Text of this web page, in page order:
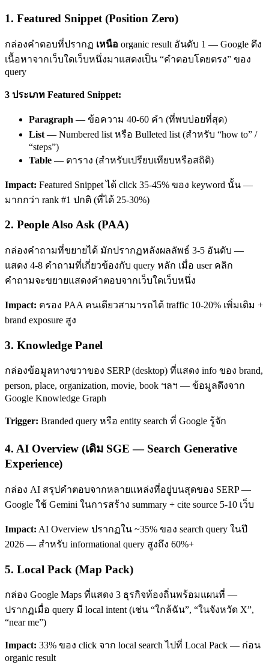
1. Featured Snippet (Position Zero)
กล่องคำตอบที่ปรากฏ เหนือ organic result อันดับ 1 — Google ดึง
เนื้อหาจากเว็บใดเว็บหนึ่งมาแสดงเป็น “คำตอบโดยตรง” ของ
query
3 ประเภท Featured Snippet:
Paragraph — ข้อความ 40-60 คำ (ที่พบบ่อยที่สุด)
List — Numbered list หรือ Bulleted list (สำหรับ “how to” /
“steps”)
Table — ตาราง (สำหรับเปรียบเทียบหรือสถิติ)
Impact: Featured Snippet ได้ click 35-45% ของ keyword นั้น —
มากกว่า rank #1 ปกติ (ที่ได้ 25-30%)
2. People Also Ask (PAA)
กล่องคำถามที่ขยายได้ มักปรากฏหลังผลลัพธ์ 3-5 อันดับ —
แสดง 4-8 คำถามที่เกี่ยวข้องกับ query หลัก เมื่อ user คลิก
คำถามจะขยายแสดงคำตอบจากเว็บใดเว็บหนึ่ง
Impact: ครอง PAA คนเดียวสามารถได้ traffic 10-20% เพิ่มเติม +
brand exposure สูง
3. Knowledge Panel
กล่องข้อมูลทางขวาของ SERP (desktop) ที่แสดง info ของ brand,
person, place, organization, movie, book ฯลฯ — ข้อมูลดึงจาก
Google Knowledge Graph
Trigger: Branded query หรือ entity search ที่ Google รู้จัก
4. AI Overview (เดิม SGE — Search Generative
Experience)
กล่อง AI สรุปคำตอบจากหลายแหล่งที่อยู่บนสุดของ SERP —
Google ใช้ Gemini ในการสร้าง summary + cite source 5-10 เว็บ
Impact: AI Overview ปรากฏใน ~35% ของ search query ในปี
2026 — สำหรับ informational query สูงถึง 60%+
5. Local Pack (Map Pack)
กล่อง Google Maps ที่แสดง 3 ธุรกิจท้องถิ่นพร้อมแผนที่ —
ปรากฏเมื่อ query มี local intent (เช่น “ใกล้ฉัน”, “ในจังหวัด X”,
“near me”)
Impact: 33% ของ click จาก local search ไปที่ Local Pack — ก่อน
organic result